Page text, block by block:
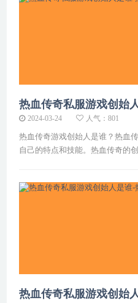
热血传奇私服游戏创始
2024-03-24 人气：801
热血传奇游戏创始人是谁？热血
自己的特点和技能。热血传奇的
热血传奇私服游戏创始